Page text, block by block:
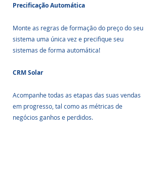
Precificação Automática
Monte as regras de formação do preço do seu
sistema uma única vez e precifique seu
sistemas de forma automática!
CRM Solar
Acompanhe todas as etapas das suas vendas
em progresso, tal como as métricas de
negócios ganhos e perdidos.